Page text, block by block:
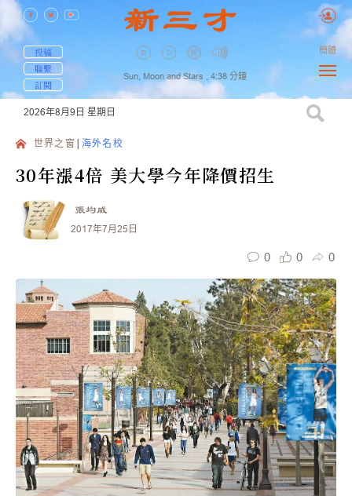
投稿
聯繫
訂閱
Sun, Moon and Stars , 4:38 分鐘
簡體
2026年8月9日 星期日
世界之窗 海外名校
30年漲4倍 美大學今年降價招生
張均威
2017年7月25日
0 0 0